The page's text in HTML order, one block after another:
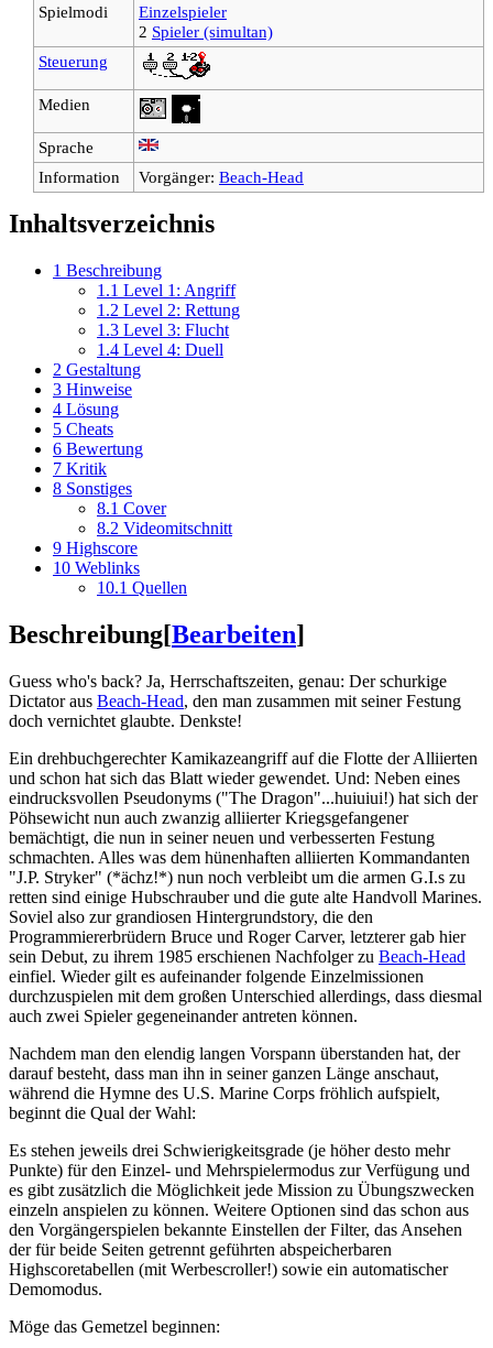
Spielmodi
Einzelspieler
2 Spieler (simultan)
Steuerung
Medien
Sprache
Information
Vorgänger: Beach-Head
Inhaltsverzeichnis
1 Beschreibung
1.1 Level 1: Angriff
1.2 Level 2: Rettung
1.3 Level 3: Flucht
1.4 Level 4: Duell
2 Gestaltung
3 Hinweise
4 Lösung
5 Cheats
6 Bewertung
7 Kritik
8 Sonstiges
8.1 Cover
8.2 Videomitschnitt
9 Highscore
10 Weblinks
10.1 Quellen
Beschreibung[Bearbeiten]
Guess who's back? Ja, Herrschaftszeiten, genau: Der schurkige
Dictator aus Beach-Head, den man zusammen mit seiner Festung
doch vernichtet glaubte. Denkste!
Ein drehbuchgerechter Kamikazeangriff auf die Flotte der Alliierten
und schon hat sich das Blatt wieder gewendet. Und: Neben eines
eindrucksvollen Pseudonyms ("The Dragon"...huiuiui!) hat sich der
Pöhsewicht nun auch zwanzig alliierter Kriegsgefangener
bemächtigt, die nun in seiner neuen und verbesserten Festung
schmachten. Alles was dem hünenhaften alliierten Kommandanten
"J.P. Stryker" (*ächz!*) nun noch verbleibt um die armen G.I.s zu
retten sind einige Hubschrauber und die gute alte Handvoll Marines.
Soviel also zur grandiosen Hintergrundstory, die den
Programmiererbrüdern Bruce und Roger Carver, letzterer gab hier
sein Debut, zu ihrem 1985 erschienen Nachfolger zu Beach-Head
einfiel. Wieder gilt es aufeinander folgende Einzelmissionen
durchzuspielen mit dem großen Unterschied allerdings, dass diesmal
auch zwei Spieler gegeneinander antreten können.
Nachdem man den elendig langen Vorspann überstanden hat, der
darauf besteht, dass man ihn in seiner ganzen Länge anschaut,
während die Hymne des U.S. Marine Corps fröhlich aufspielt,
beginnt die Qual der Wahl:
Es stehen jeweils drei Schwierigkeitsgrade (je höher desto mehr
Punkte) für den Einzel- und Mehrspielermodus zur Verfügung und
es gibt zusätzlich die Möglichkeit jede Mission zu Übungszwecken
einzeln anspielen zu können. Weitere Optionen sind das schon aus
den Vorgängerspielen bekannte Einstellen der Filter, das Ansehen
der für beide Seiten getrennt geführten abspeicherbaren
Highscoretabellen (mit Werbescroller!) sowie ein automatischer
Demomodus.
Möge das Gemetzel beginnen: